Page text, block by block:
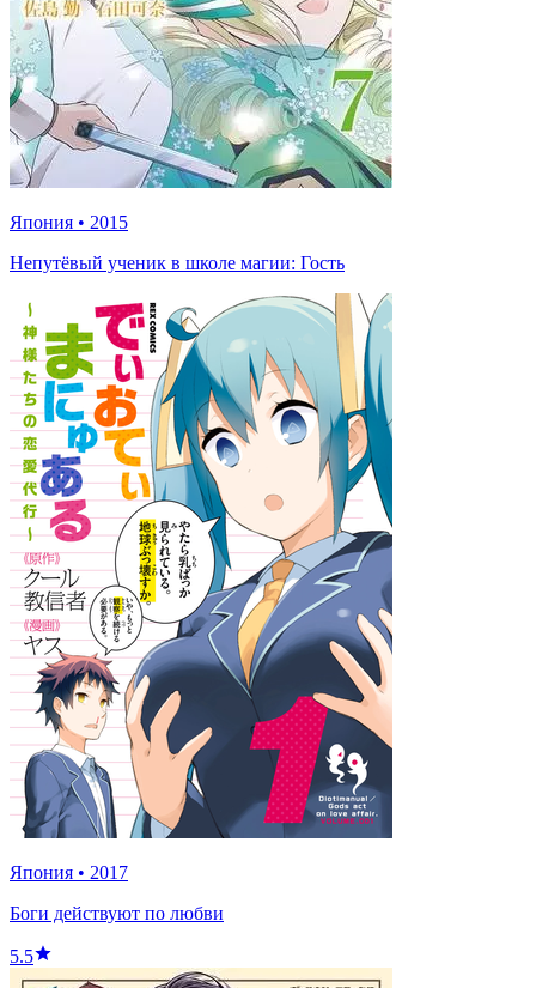
Япония • 2015
Непутёвый ученик в школе магии: Гость
Япония • 2017
Боги действуют по любви
5.5